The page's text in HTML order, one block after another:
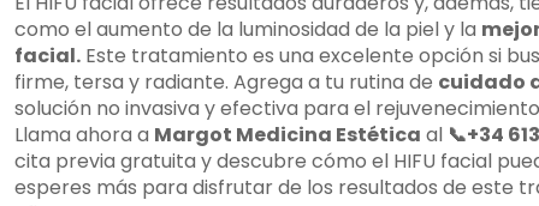
como el aumento de la luminosidad de la piel y la
facial. Este tratamiento es una excelente opción si
firme, tersa y radiante. Agrega a tu rutina de cuidado
solución no invasiva y efectiva para el
Llama ahora a Margot Medicina Estética al 📞+34
cita previa gratuita y descubre cómo el HIFU facial
esperes más para disfrutar de los resultados de este